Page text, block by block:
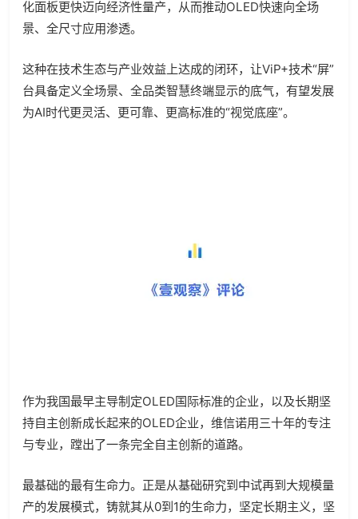
化面板更快迈向经济性量产，从而推动OLED快速向全场
景、全尺寸应用渗透。
这种在技术生态与产业效益上达成的闭环，让ViP+技术“屏”
台具备定义全场景、全品类智慧终端显示的底气，有望发展
为AI时代更灵活、更可靠、更高标准的“视觉底座”。
作为我国最早主导制定OLED国际标准的企业，以及长期坚
持自主创新成长起来的OLED企业，维信诺用三十年的专注
与专业，蹚出了一条完全自主创新的道路。
最基础的最有生命力。正是从基础研究到中试再到大规模量
产的发展模式，铸就其从0到1的生命力，坚定长期主义，坚